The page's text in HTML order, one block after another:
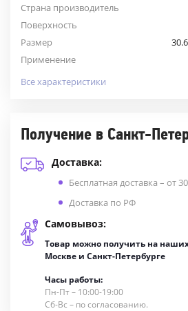
Страна производитель
Поверхность
Размер
Применение
Все характеристики
Получение в Санкт-
Доставка:
Бесплатная доставка – от
Доставка по РФ
Самовывоз:
Товар можно получить на
Москве и Санкт-Петербурге
Часы работы:
Пн-Пт – 10:00-19:00
Сб-Вс – по согласованию.